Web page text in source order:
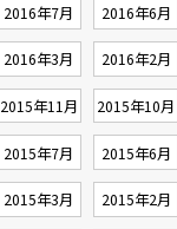
2016年7月 2016年6月
2016年3月 2016年2月
2015年11月 2015年10月
2015年7月 2015年6月
2015年3月 2015年2月